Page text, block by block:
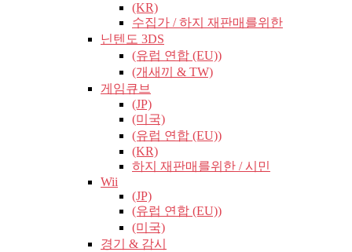
(KR)
수집가 / 하지 재판매를위한
닌텐도 3DS
(유럽​​ 연합 (EU))
(개새끼 & TW)
게임큐브
(JP)
(미국)
(유럽​​ 연합 (EU))
(KR)
하지 재판매를위한 / 시민
Wii
(JP)
(유럽​​ 연합 (EU))
(미국)
경기 & 감시